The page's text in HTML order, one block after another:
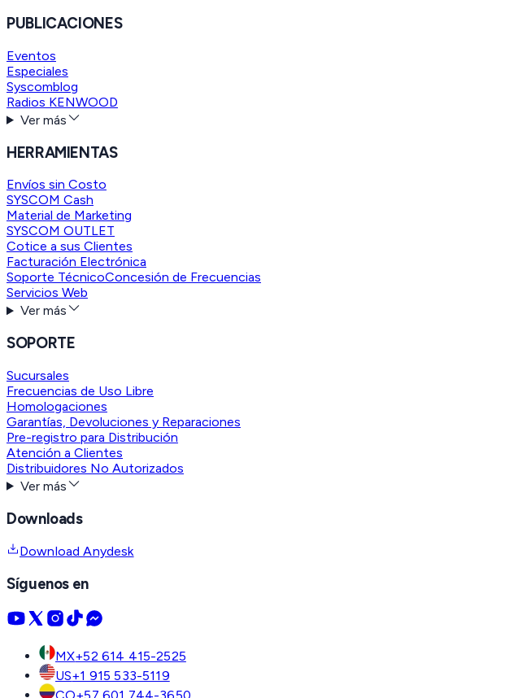
PUBLICACIONES
Eventos
Especiales
Syscomblog
Radios KENWOOD
Ver más
HERRAMIENTAS
Envíos sin Costo
SYSCOM Cash
Material de Marketing
SYSCOM OUTLET
Cotice a sus Clientes
Facturación Electrónica
Soporte TécnicoConcesión de Frecuencias
Servicios Web
Ver más
SOPORTE
Sucursales
Frecuencias de Uso Libre
Homologaciones
Garantías, Devoluciones y Reparaciones
Pre-registro para Distribución
Atención a Clientes
Distribuidores No Autorizados
Ver más
Downloads
Download Anydesk
Síguenos en
MX+52 614 415-2525
US+1 915 533-5119
CO+57 601 744-3650